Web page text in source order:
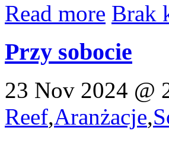
Read more Brak
Przy sobocie
23 Nov 2024 @
Reef,Aranżacje,